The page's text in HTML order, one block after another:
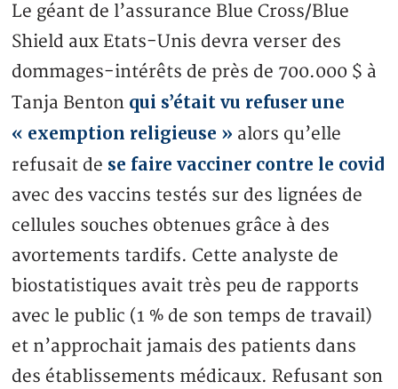
Le géant de l’assurance Blue Cross/Blue
Shield aux Etats-Unis devra verser des
dommages-intérêts de près de 700.000 $ à
Tanja Benton qui s’était vu refuser une
« exemption religieuse » alors qu’elle
refusait de se faire vacciner contre le covid
avec des vaccins testés sur des lignées de
cellules souches obtenues grâce à des
avortements tardifs. Cette analyste de
biostatistiques avait très peu de rapports
avec le public (1 % de son temps de travail)
et n’approchait jamais des patients dans
des établissements médicaux. Refusant son